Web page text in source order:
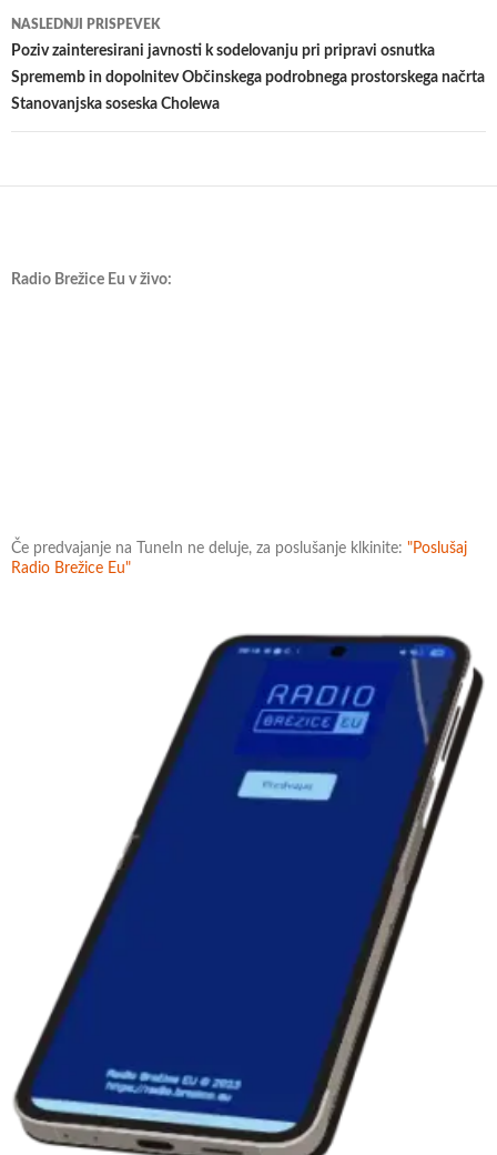
NASLEDNJI PRISPEVEK
Poziv zainteresirani javnosti k sodelovanju pri pripravi osnutka
Sprememb in dopolnitev Občinskega podrobnega prostorskega načrta
Stanovanjska soseska Cholewa
Radio Brežice Eu v živo:
Če predvajanje na TuneIn ne deluje, za poslušanje klkinite: "Poslušaj
Radio Brežice Eu"